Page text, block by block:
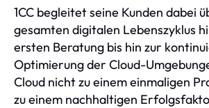
1CC begleitet seine Kunden dabei
gesamten digitalen Lebenszyklus
ersten Beratung bis hin zur
Optimierung der Cloud-
Cloud nicht zu einem einmaligen
zu einem nachhaltigen